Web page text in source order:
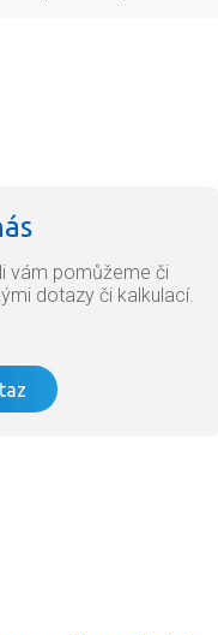
vám pomůžeme či
dotazy či kalkulací.